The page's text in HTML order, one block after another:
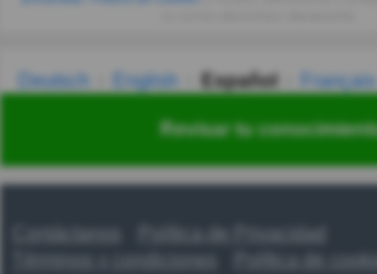
Revisar tu
Deutsch English Español Français
Українська हिन्दी 한국어
Contáctanos
Política de Privacidad
Términos y condiciones